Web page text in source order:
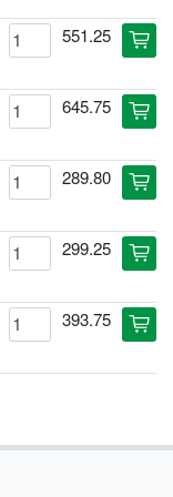
551.25 cart
645.75 cart
289.80 cart
299.25 cart
393.75 cart